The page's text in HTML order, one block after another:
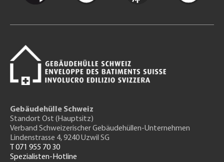
Gebäudehülle Schweiz
Standort Ost (Hauptsitz)
Verband Schweizerischer Gebäudehüllen-Unternehmen
Lindenstrasse 4, 9240 Uzwil SG
T 071 955 70 30
Spezialisten-Hotline